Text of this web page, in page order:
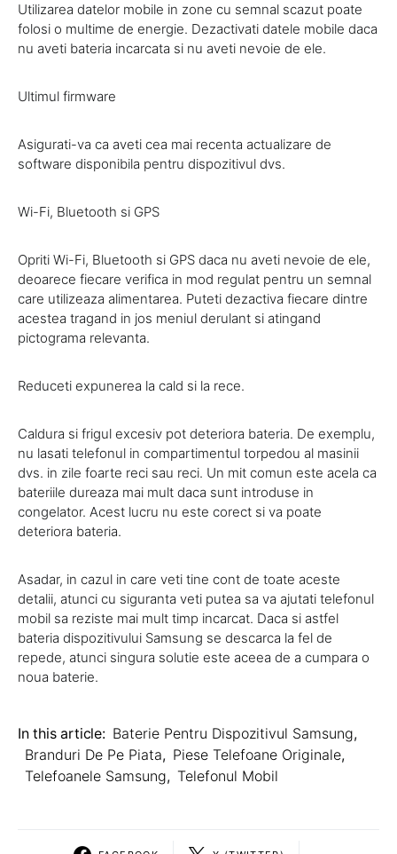
Utilizarea datelor mobile in zone cu semnal scazut poate
folosi o multime de energie. Dezactivati datele mobile daca
nu aveti bateria incarcata si nu aveti nevoie de ele.
Ultimul firmware
Asigurati-va ca aveti cea mai recenta actualizare de
software disponibila pentru dispozitivul dvs.
Wi-Fi, Bluetooth si GPS
Opriti Wi-Fi, Bluetooth si GPS daca nu aveti nevoie de ele,
deoarece fiecare verifica in mod regulat pentru un semnal
care utilizeaza alimentarea. Puteti dezactiva fiecare dintre
acestea tragand in jos meniul derulant si atingand
pictograma relevanta.
Reduceti expunerea la cald si la rece.
Caldura si frigul excesiv pot deteriora bateria. De exemplu,
nu lasati telefonul in compartimentul torpedou al masinii
dvs. in zile foarte reci sau reci. Un mit comun este acela ca
bateriile dureaza mai mult daca sunt introduse in
congelator. Acest lucru nu este corect si va poate
deteriora bateria.
Asadar, in cazul in care veti tine cont de toate aceste
detalii, atunci cu siguranta veti putea sa va ajutati telefonul
mobil sa reziste mai mult timp incarcat. Daca si astfel
bateria dispozitivului Samsung se descarca la fel de
repede, atunci singura solutie este aceea de a cumpara o
noua baterie.
In this article: Baterie Pentru Dispozitivul Samsung,
Branduri De Pe Piata, Piese Telefoane Originale,
Telefoanele Samsung, Telefonul Mobil